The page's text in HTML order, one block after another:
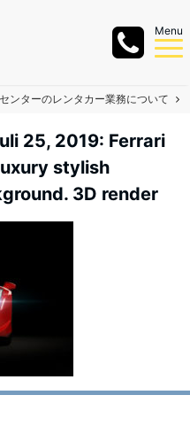
Menu
ターのレンタカー業務について
25, 2019: Ferrari
stylish
3D render